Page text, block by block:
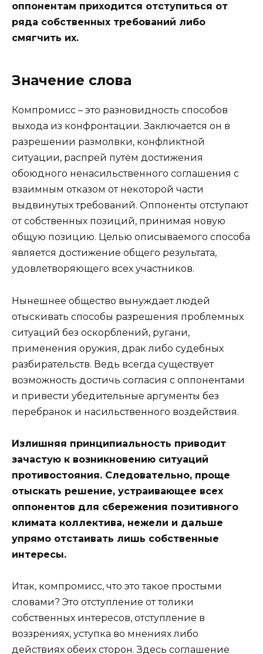
оппонентам приходится отступиться от
ряда собственных требований либо
смягчить их.
Значение слова
Компромисс – это разновидность способов
выхода из конфронтации. Заключается он в
разрешении размолвки, конфликтной
ситуации, распрей путём достижения
обоюдного ненасильственного соглашения с
взаимным отказом от некоторой части
выдвинутых требований. Оппоненты отступают
от собственных позиций, принимая новую
общую позицию. Целью описываемого способа
является достижение общего результата,
удовлетворяющего всех участников.
Нынешнее общество вынуждает людей
отыскивать способы разрешения проблемных
ситуаций без оскорблений, ругани,
применения оружия, драк либо судебных
разбирательств. Ведь всегда существует
возможность достичь согласия с оппонентами
и привести убедительные аргументы без
перебранок и насильственного воздействия.
Излишняя принципиальность приводит
зачастую к возникновению ситуаций
противостояния. Следовательно, проще
отыскать решение, устраивающее всех
оппонентов для сбережения позитивного
климата коллектива, нежели и дальше
упрямо отстаивать лишь собственные
интересы.
Итак, компромисс, что это такое простыми
словами? Это отступление от толики
собственных интересов, отступление в
воззрениях, уступка во мнениях либо
действиях обеих сторон. Здесь соглашение